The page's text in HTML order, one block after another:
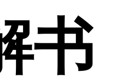
书